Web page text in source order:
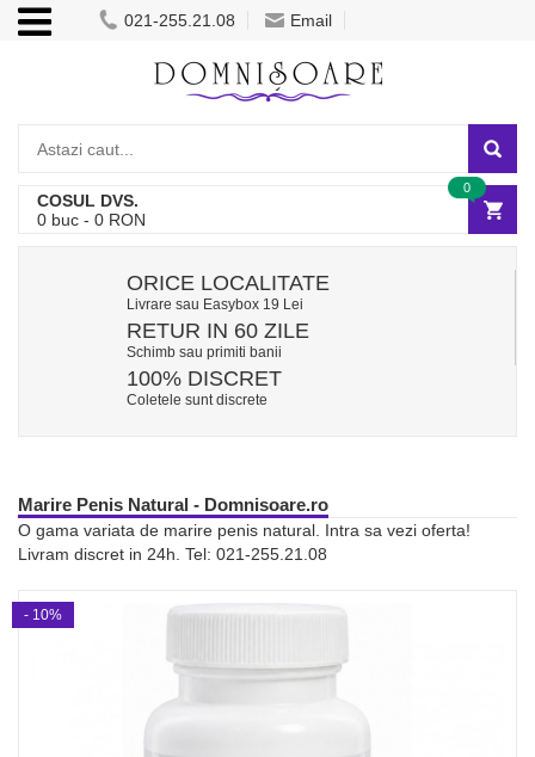
021-255.21.08 Email
COSUL DVS.
0 buc - 0 RON
0
ORICE LOCALITATE
Livrare sau Easybox 19 Lei
RETUR IN 60 ZILE
Schimb sau primiti banii
100% DISCRET
Coletele sunt discrete
Marire Penis Natural - Domnisoare.ro
O gama variata de marire penis natural. Intra sa vezi oferta!
Livram discret in 24h. Tel: 021-255.21.08
- 10%